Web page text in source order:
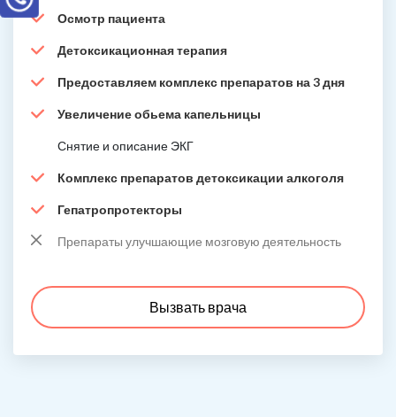
Осмотр пациента
Детоксикационная терапия
Предоставляем комплекс препаратов на 3 дня
Увеличение обьема капельницы
Снятие и описание ЭКГ
Комплекс препаратов детоксикации алкоголя
Гепатропротекторы
Препараты улучшающие мозговую деятельность
Вызвать врача